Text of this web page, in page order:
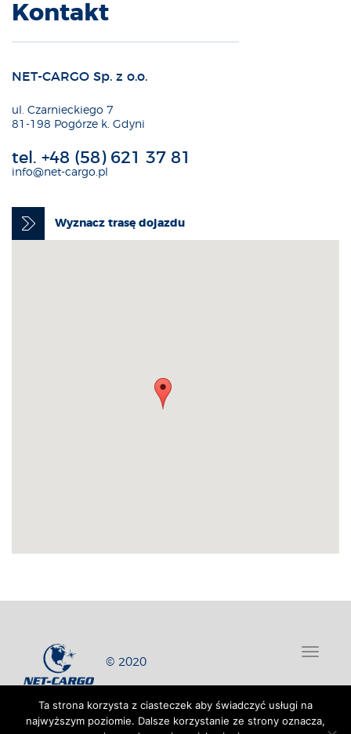
Kontakt
NET-CARGO Sp. z o.o.
ul. Czarnieckiego 7
81-198 Pogórze k. Gdyni
tel. +48 (58) 621 37 81
info@net-cargo.pl
Wyznacz trasę dojazdu
Toggle
© 2020
Projekt i realizacja:
Ta strona korzysta z ciasteczek aby świadczyć usługi na
najwyższym poziomie. Dalsze korzystanie ze strony oznacza,